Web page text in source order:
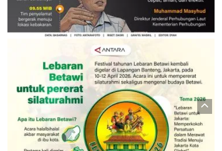
Evakuasi korban kebakaran KM
Mutiara Sentosa 2
3 Agustus 2026